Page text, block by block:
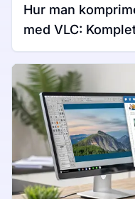
Hur man
med VLC:
Mac